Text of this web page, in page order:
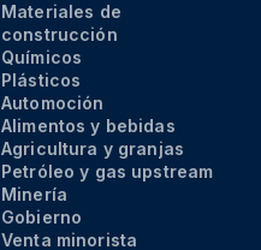
Materiales de
construcción
Químicos
Plásticos
Automoción
Alimentos y bebidas
Agricultura y granjas
Petróleo y gas upstream
Minería
Gobierno
Venta minorista